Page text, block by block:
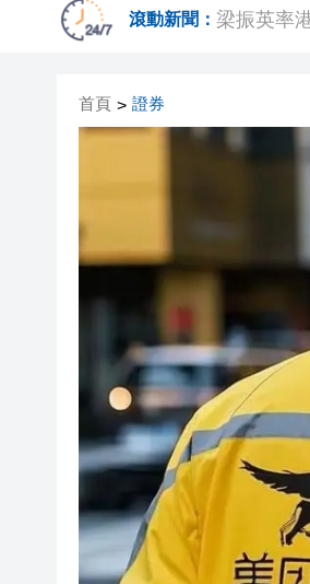
滾動新聞： 2025年海
閩粵贛三
有片丨外
50餘位頂
海南澄邁
梁振英率
2025年海
山東26戶
瀋陽鐵西
閩粵贛三
有片丨外
首頁 > 證券